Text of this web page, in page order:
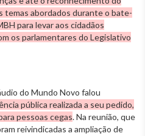
temas abordados durante o bate-
para levar aos cidadãos
os parlamentares do Legislativo
do Mundo Novo falou
pública realizada a seu pedido,
pessoas cegas. Na reunião, que
reivindicadas a ampliação de